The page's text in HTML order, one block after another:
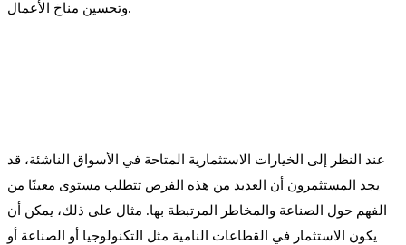
وتحسين مناخ الأعمال.
عند النظر إلى الخيارات الاستثمارية المتاحة في الأسواق الناشئة، قد
يجد المستثمرون أن العديد من هذه الفرص تتطلب مستوى معينًا من
الفهم حول الصناعة والمخاطر المرتبطة بها. مثال على ذلك، يمكن أن
يكون الاستثمار في القطاعات النامية مثل التكنولوجيا أو الصناعة أو